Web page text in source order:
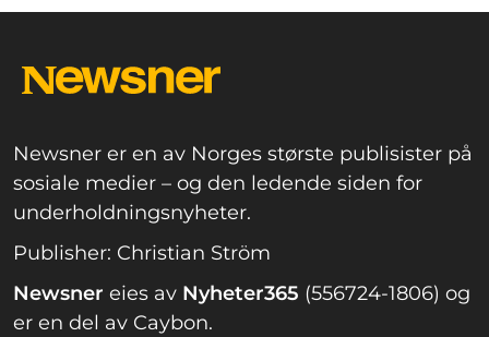
Newsner er en av Norges største publisister på
sosiale medier – og den ledende siden for
underholdningsnyheter.
Publisher: Christian Ström
Newsner eies av Nyheter365 (556724-1806) og
er en del av Caybon.